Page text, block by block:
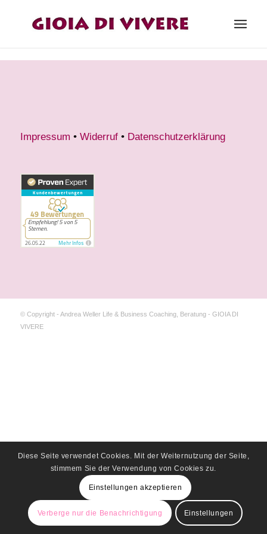
Impressum • Widerruf• Datenschutzerklärung
© Copyright - Andrea Weller Life & Business Coaching, Beratung - GIOIA DI
VIVERE
Diese Seite verwendet Cookies. Mit der Weiternutzung der Seite,
stimmem Sie der Verwendung von Cookies zu.
Einstellungen akzeptieren
Verberge nur die Benachrichtigung Einstellungen